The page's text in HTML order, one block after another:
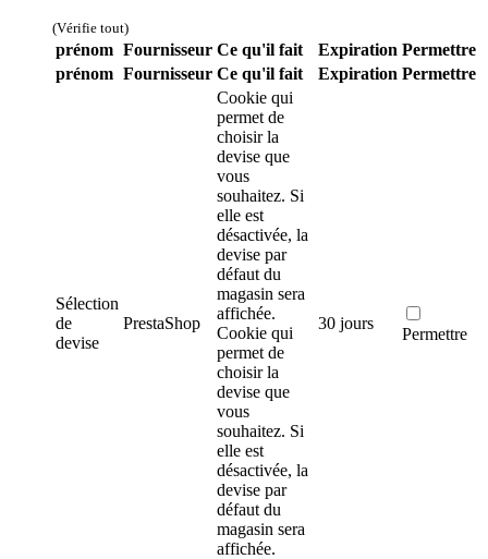
(Vérifie tout)
prénom Fournisseur Ce qu'il fait Expiration Permettre
prénom Fournisseur Ce qu'il fait Expiration Permettre
Sélection
de
devise
PrestaShop
Cookie qui
permet de
choisir la
devise que
vous
souhaitez. Si
elle est
désactivée, la
devise par
défaut du
magasin sera
affichée.
Cookie qui
permet de
choisir la
devise que
vous
souhaitez. Si
elle est
désactivée, la
devise par
défaut du
magasin sera
affichée.
30 jours
Permettre